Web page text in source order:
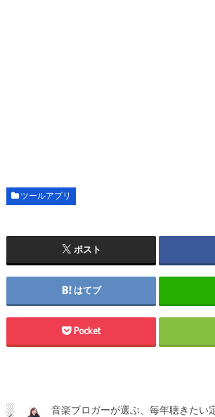
ツールアプリ
ポスト
はてブ
Pocket
音楽ブロガーが選ぶ、毎年聴きたい